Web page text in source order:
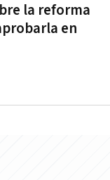
la reforma
en